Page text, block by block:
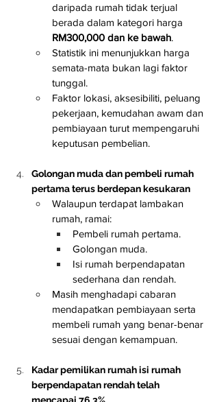
daripada rumah tidak terjual
berada dalam kategori harga
RM300,000 dan ke bawah.
Statistik ini menunjukkan harga
semata-mata bukan lagi faktor
tunggal.
Faktor lokasi, aksesibiliti, peluang
pekerjaan, kemudahan awam dan
pembiayaan turut mempengaruhi
keputusan pembelian.
Golongan muda dan pembeli rumah
pertama terus berdepan kesukaran
Walaupun terdapat lambakan
rumah, ramai:
Pembeli rumah pertama.
Golongan muda.
Isi rumah berpendapatan
sederhana dan rendah.
Masih menghadapi cabaran
mendapatkan pembiayaan serta
membeli rumah yang benar-benar
sesuai dengan kemampuan.
Kadar pemilikan rumah isi rumah
berpendapatan rendah telah
mencapai 76.3%